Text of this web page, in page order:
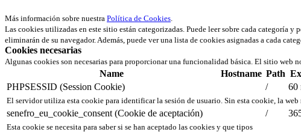
Más información sobre nuestra Política de Cookies.
Las cookies utilizadas en este sitio están categorizadas. Puede leer sobre cada categoría
eliminarán de su navegador. Además, puede ver una lista de cookies asignadas a cada
Cookies necesarias
Algunas cookies son necesarias para proporcionar una funcionalidad básica. El sitio web
Name Hostname Path
PHPSESSID (Session Cookie)
/ 60
El servidor utiliza esta cookie para identificar la sesión de usuario. Sin esta cookie, la
senefro_eu_cookie_consent (Cookie de aceptación) /
Esta cookie se necesita para saber si se han aceptado las cookies y que tipos